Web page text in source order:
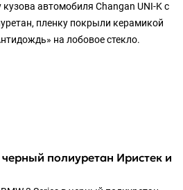
автомобиля Changan UNI-K с
пленку покрыли керамикой
на лобовое стекло.
полиуретан Иристек и